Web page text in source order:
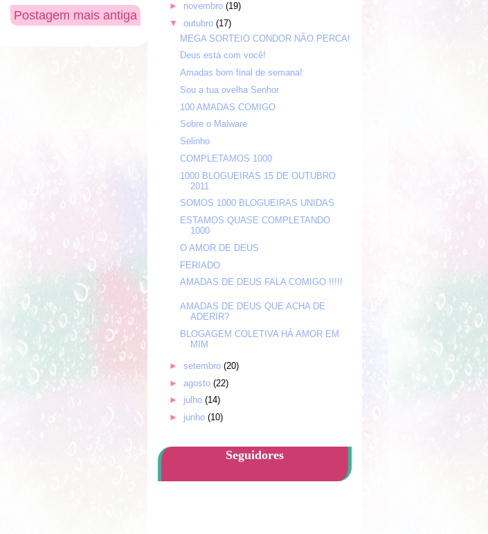
Postagem mais antiga
► novembro (19)
▼
outubro (17)
MEGA SORTEIO CONDOR NÃO PERCA!
Deus está com você!
Amadas bom final de semana!
Sou a tua ovelha Senhor
100 AMADAS COMIGO
Sobre o Malware
Selinho
COMPLETAMOS 1000
1000 BLOGUEIRAS 15 DE OUTUBRO
2011
SOMOS 1000 BLOGUEIRAS UNIDAS
ESTAMOS QUASE COMPLETANDO
1000
O AMOR DE DEUS
FERIADO
AMADAS DE DEUS FALA COMIGO !!!!!
AMADAS DE DEUS QUE ACHA DE
ADERIR?
BLOGAGEM COLETIVA HÁ AMOR EM
MIM
► setembro (20)
► agosto (22)
► julho (14)
► junho (10)
Seguidores